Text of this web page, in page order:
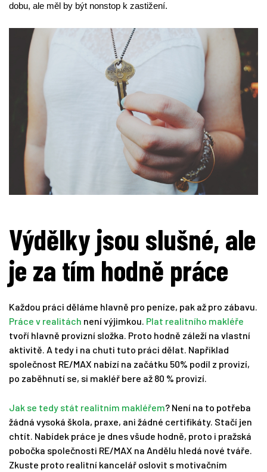
dobu, ale měl by být nonstop k zastižení.
Výdělky jsou slušné, ale
je za tím hodně práce
Každou práci děláme hlavně pro peníze, pak až pro zábavu.
Práce v realitách není výjimkou. Plat realitního makléře
tvoří hlavně provizní složka. Proto hodně záleží na vlastní
aktivitě. A tedy i na chuti tuto práci dělat. Například
společnost RE/MAX nabízí na začátku 50% podíl z provizí,
po zaběhnutí se, si makléř bere až 80 % provizí.
Jak se tedy stát realitním makléřem? Není na to potřeba
žádná vysoká škola, praxe, ani žádné certifikáty. Stačí jen
chtít. Nabídek práce je dnes všude hodně, proto i pražská
pobočka společnosti RE/MAX na Andělu hledá nové tváře.
Zkuste proto realitní kancelář oslovit s motivačním